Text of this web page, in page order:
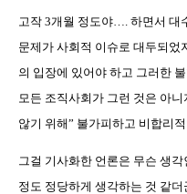
고작 3개월 정도야 하면서 대
문제가 사회적 이슈로 대두되었
의 입장에 있어야 하고 그러한
모든 조직사회가 그런 것은 아
않기 위해” 불가피하고 비합리
그걸 기사화한 언론은 무슨 생
정도 정당하게 생각하는 것 같더